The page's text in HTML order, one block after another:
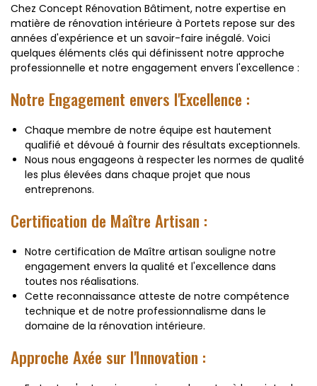
Chez Concept Rénovation Bâtiment, notre expertise en
matière de rénovation intérieure à Portets repose sur des
années d'expérience et un savoir-faire inégalé. Voici
quelques éléments clés qui définissent notre approche
professionnelle et notre engagement envers l'excellence :
Notre Engagement envers l'Excellence :
Chaque membre de notre équipe est hautement
qualifié et dévoué à fournir des résultats exceptionnels.
Nous nous engageons à respecter les normes de qualité
les plus élevées dans chaque projet que nous
entreprenons.
Certification de Maître Artisan :
Notre certification de Maître artisan souligne notre
engagement envers la qualité et l'excellence dans
toutes nos réalisations.
Cette reconnaissance atteste de notre compétence
technique et de notre professionnalisme dans le
domaine de la rénovation intérieure.
Approche Axée sur l'Innovation :